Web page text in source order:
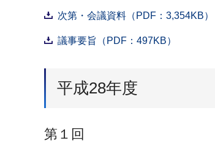
次第・会議資料（PDF：3,354KB）
議事要旨（PDF：497KB）
平成28年度
第１回